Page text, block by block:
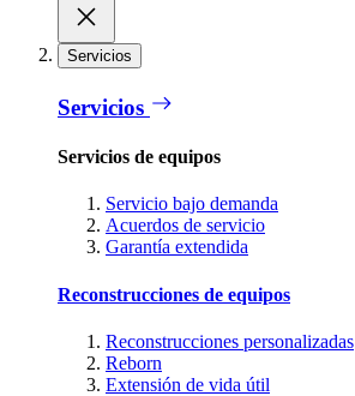
Servicios
Servicios
Servicios de equipos
Servicio bajo demanda
Acuerdos de servicio
Garantía extendida
Reconstrucciones de equipos
Reconstrucciones personalizadas
Reborn
Extensión de vida útil